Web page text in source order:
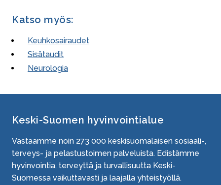
Katso myös:
Keuhkosairaudet
Sisätaudit
Neurologia
Keski-Suomen hyvinvointialue
Vastaamme noin 273 000 keskisuomalaisen sosiaali-,
terveys- ja pelastustoimen palveluista. Edistämme
hyvinvointia, terveyttä ja turvallisuutta Keski-
Suomessa vaikuttavasti ja laajalla yhteistyöllä.